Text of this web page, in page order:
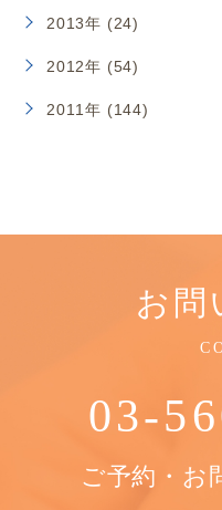
2013年 (24)
2012年 (54)
2011年 (144)
お問
03-
ご予約・お